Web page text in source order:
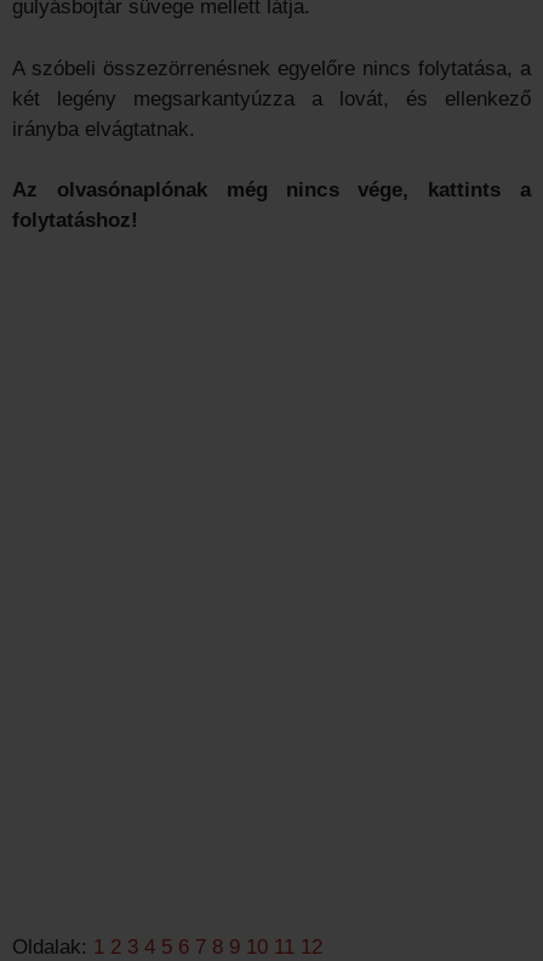
gulyásbojtár süvege mellett látja.
A szóbeli összezörrenésnek egyelőre nincs folytatása, a
két legény megsarkantyúzza a lovát, és ellenkező
irányba elvágtatnak.
Az olvasónaplónak még nincs vége, kattints a
folytatáshoz!
Oldalak: 1 2 3 4 5 6 7 8 9 10 11 12